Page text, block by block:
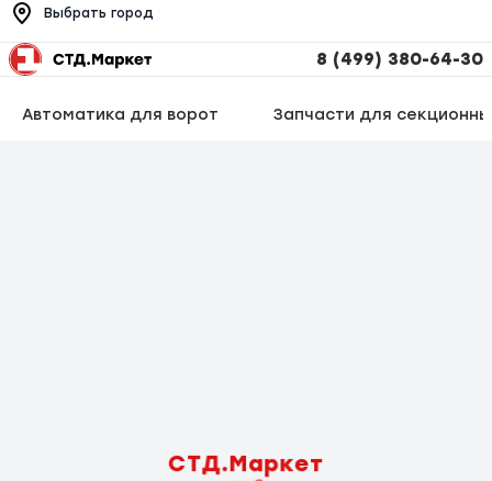
Выбрать город
8 (499) 380-64-30
Автоматика для ворот Запчасти для
СТД.Маркет